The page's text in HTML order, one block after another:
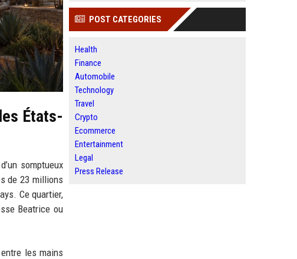
États-
somptueux
de 23 millions
Ce quartier,
Beatrice ou
les mains
POST CATEGORIES
Health
Finance
Automobile
Technology
Travel
Crypto
Ecommerce
Entertainment
Legal
Press Release